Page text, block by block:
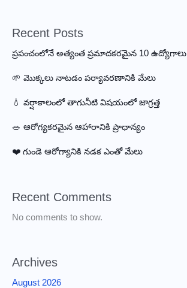
Recent Posts
ప్రపంచంలోనే అత్యంత ప్రమాదకరమైన 10 ఉద్యోగాలు
🌱 మొక్కలు నాటడం పర్యావరణానికి మేలు
💧 వర్షాకాలంలో తాగునీటి విషయంలో జాగ్రత్త
🥗 ఆరోగ్యకరమైన ఆహారానికి ప్రాధాన్యం
❤️ గుండె ఆరోగ్యానికి నడక ఎంతో మేలు
Recent Comments
No comments to show.
Archives
August 2026